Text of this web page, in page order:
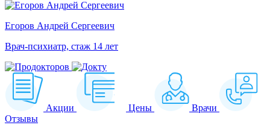
Егоров Андрей Сергеевич
Врач-психиатр, стаж 14 лет
Акции Цены
Врачи
Отзывы